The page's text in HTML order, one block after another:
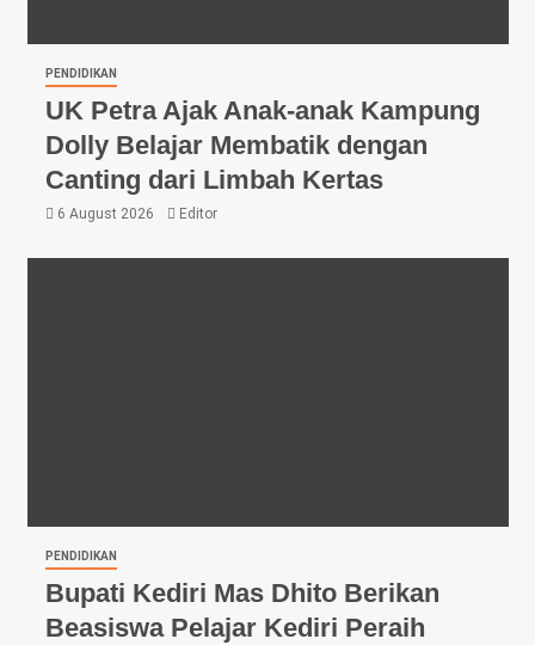
PENDIDIKAN
UK Petra Ajak Anak-anak Kampung
Dolly Belajar Membatik dengan
Canting dari Limbah Kertas
6 August 2026 Editor
PENDIDIKAN
Bupati Kediri Mas Dhito Berikan
Beasiswa Pelajar Kediri Peraih